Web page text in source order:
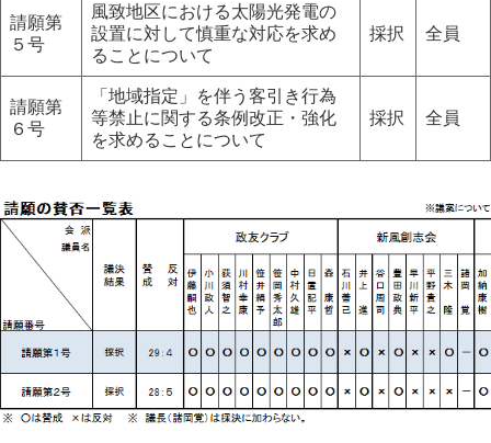
請願第
５号
風致地区における太陽光発電の
設置に対して慎重な対応を求め
ることについて
採択 全員
請願第
６号
「地域指定」を伴う客引き行為
等禁止に関する条例改正・強化
を求めることについて
採択 全員